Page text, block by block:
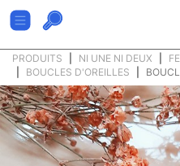
PRODUITS NI UNE NI DEUX
BOUCLES D'OREILLES